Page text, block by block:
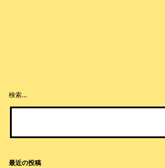
検索…
最近の投稿